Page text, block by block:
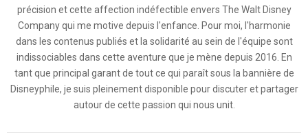
précision et cette affection indéfectible envers The Walt Disney
Company qui me motive depuis l'enfance. Pour moi, l'harmonie
dans les contenus publiés et la solidarité au sein de l'équipe sont
indissociables dans cette aventure que je mène depuis 2016. En
tant que principal garant de tout ce qui paraît sous la bannière de
Disneyphile, je suis pleinement disponible pour discuter et partager
autour de cette passion qui nous unit.